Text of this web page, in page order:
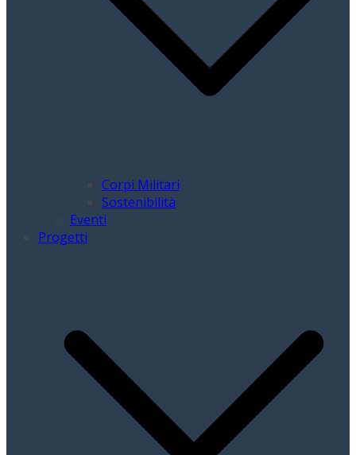
Corpi Militari
Sostenibilità
Eventi
Progetti